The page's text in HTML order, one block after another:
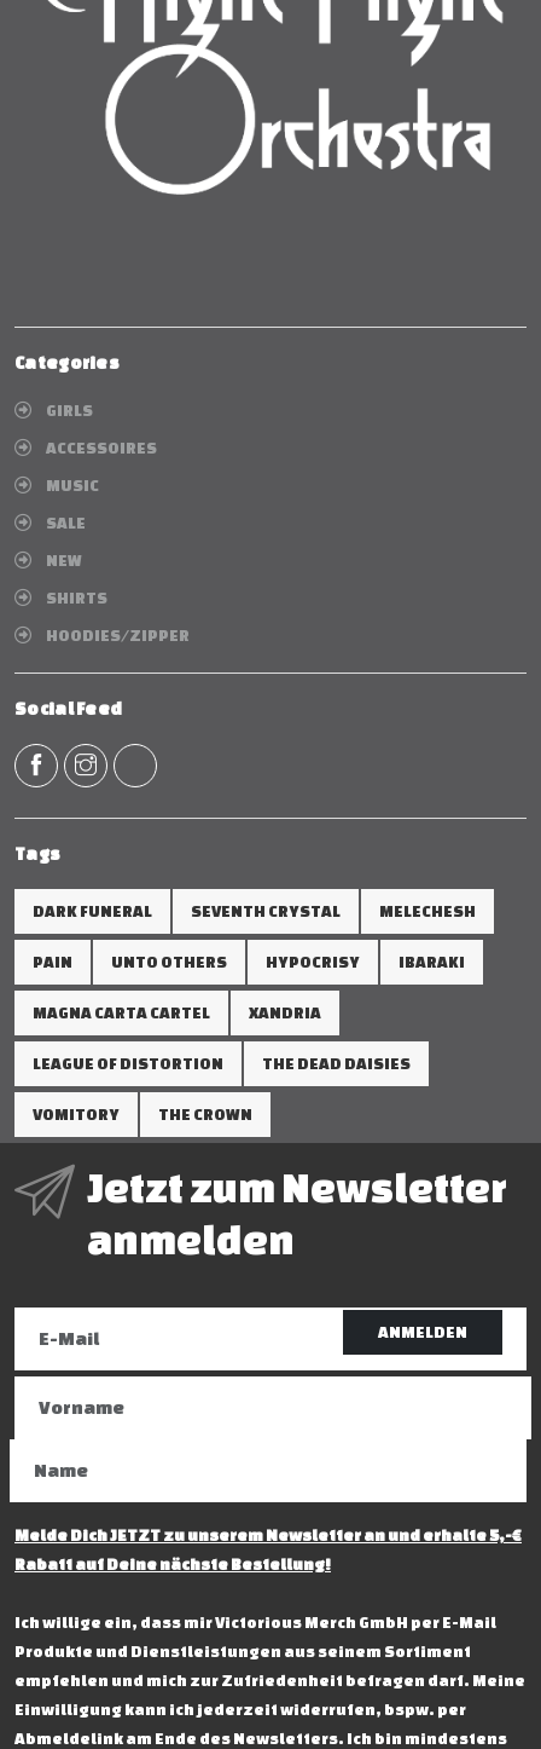
Categories
GIRLS
ACCESSOIRES
MUSIC
SALE
NEW
SHIRTS
HOODIES/ZIPPER
Social Feed
Tags
DARK FUNERAL SEVENTH CRYSTAL MELECHESH
PAIN UNTO OTHERS HYPOCRISY IBARAKI
MAGNA CARTA CARTEL XANDRIA
LEAGUE OF DISTORTION THE DEAD DAISIES
VOMITORY THE CROWN
Jetzt zum Newsletter
anmelden
ANMELDEN
Melde Dich JETZT zu unserem Newsletter an und erhalte 5,-€
Rabatt auf Deine nächste Bestellung!
Ich willige ein, dass mir Victorious Merch GmbH per E-Mail
Produkte und Dienstleistungen aus seinem Sortiment
empfehlen und mich zur Zufriedenheit befragen darf. Meine
Einwilligung kann ich jederzeit widerrufen, bspw. per
Abmeldelink am Ende des Newsletters. Ich bin mindestens